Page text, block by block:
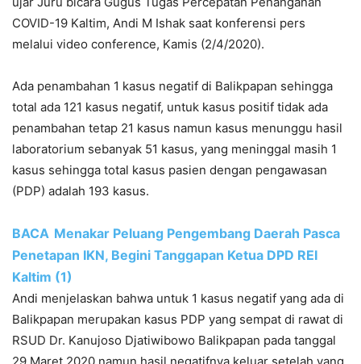
COVID-19 Kaltim, Andi M Ishak saat konferensi pers
melalui video conference, Kamis (2/4/2020).
Ada penambahan 1 kasus negatif di Balikpapan sehingga
total ada 121 kasus negatif, untuk kasus positif tidak ada
penambahan tetap 21 kasus namun kasus menunggu hasil
laboratorium sebanyak 51 kasus, yang meninggal masih 1
kasus sehingga total kasus pasien dengan pengawasan
(PDP) adalah 193 kasus.
BACA Menakar Peluang Pengembang Daerah Pasca
Penetapan IKN, Begini Tanggapan Ketua DPD REI
Kaltim (1)
Andi menjelaskan bahwa untuk 1 kasus negatif yang ada di
Balikpapan merupakan kasus PDP yang sempat di rawat di
RSUD Dr. Kanujoso Djatiwibowo Balikpapan pada tanggal